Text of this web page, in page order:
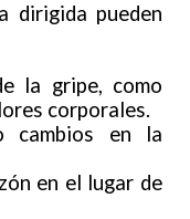
dirigida pueden
la gripe, como
corporales.
cambios en la
en el lugar de